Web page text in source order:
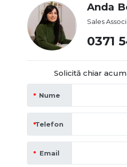
Anda
Sales
0371
Solicită chiar
Nume
Telefon
Email